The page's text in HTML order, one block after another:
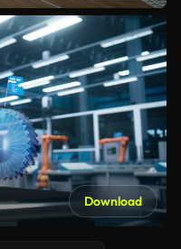
Download